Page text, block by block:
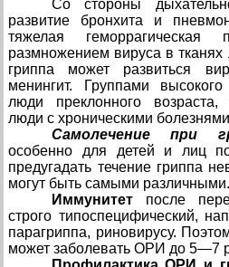
Со стороны
развитие бронхита и
тяжелая геморрагическая
размножением вируса в
гриппа может развиться
менингит. Группами
люди преклонного
люди с хроническими
Самолечение при
особенно для детей и лиц
предугадать течение гриппа
могут быть самыми различными.
Иммунитетпосле
строго типоспецифический,
парагриппа, риновирусу.
может заболевать ОРИ до 5—7